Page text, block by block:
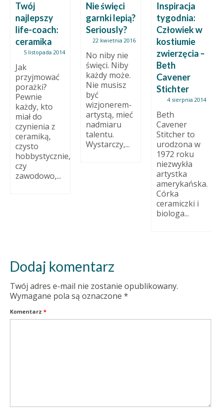
Twój
najlepszy
life-coach:
ceramika
5 listopada 2014
Jak
przyjmować
porażki?
Pewnie
każdy, kto
miał do
czynienia z
ceramiką,
czysto
hobbystycznie,
czy
zawodowo,...
Nie święci
garnki lepią?
Seriously?
22 kwietnia 2016
No niby nie
święci. Niby
każdy może.
Nie musisz
być
wizjonerem-
artystą, mieć
nadmiaru
talentu.
Wystarczy,...
Inspiracja
tygodnia:
Człowiek w
kostiumie
zwierzęcia –
Beth
Cavener
Stichter
4 sierpnia 2014
Beth
Cavener
Stitcher to
urodzona w
1972 roku
niezwykła
artystka
amerykańska.
Córka
ceramiczki i
biologa...
Dodaj komentarz
Twój adres e-mail nie zostanie opublikowany.
Wymagane pola są oznaczone *
Komentarz *